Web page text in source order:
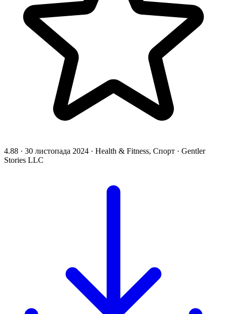
4.88 · 30 листопада 2024 · Health & Fitness, Спорт · Gentler
Stories LLC